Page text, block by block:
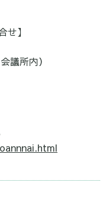
せ】
議所内）